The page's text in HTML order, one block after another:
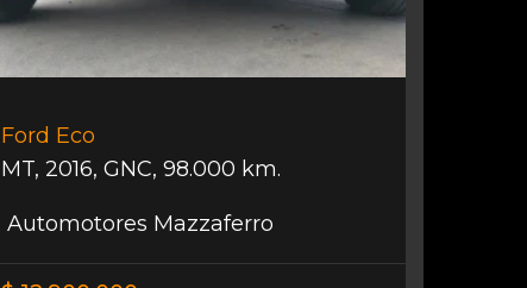
Ford Eco
MT, 2016, GNC, 98.000 km.
Automotores Mazzaferro